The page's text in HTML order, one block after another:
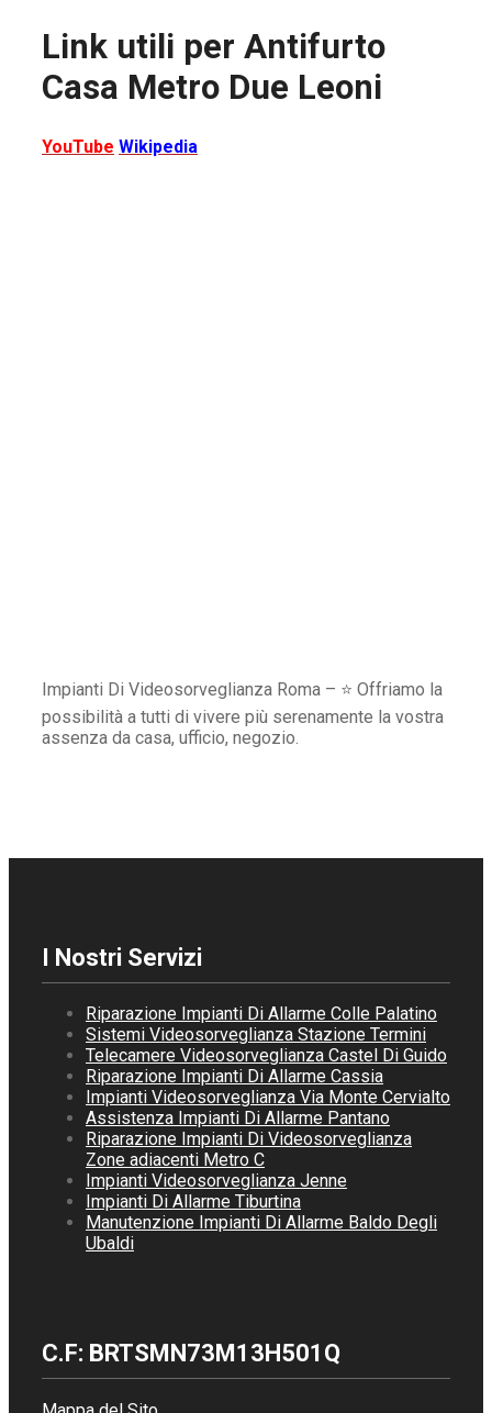
Link utili per Antifurto
Casa Metro Due Leoni
YouTube Wikipedia
Impianti Di Videosorveglianza Roma – ⭐ Offriamo la
possibilità a tutti di vivere più serenamente la vostra
assenza da casa, ufficio, negozio.
I Nostri Servizi
Riparazione Impianti Di Allarme Colle Palatino
Sistemi Videosorveglianza Stazione Termini
Telecamere Videosorveglianza Castel Di Guido
Riparazione Impianti Di Allarme Cassia
Impianti Videosorveglianza Via Monte Cervialto
Assistenza Impianti Di Allarme Pantano
Riparazione Impianti Di Videosorveglianza
Zone adiacenti Metro C
Impianti Videosorveglianza Jenne
Impianti Di Allarme Tiburtina
Manutenzione Impianti Di Allarme Baldo Degli
Ubaldi
C.F: BRTSMN73M13H501Q